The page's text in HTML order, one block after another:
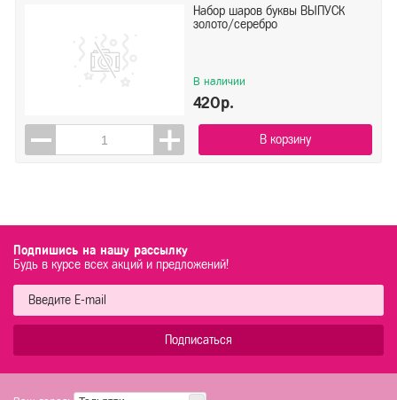
Набор шаров буквы ВЫПУСК
золото/серебро
В наличии
420р.
В корзину
Подпишись на нашу рассылку
Будь в курсе всех акций и предложений!
Подписаться